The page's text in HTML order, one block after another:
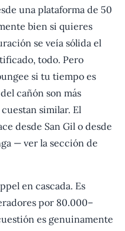
una plataforma de 50
bien si quieres
se veía sólida el
todo. Pero
si tu tiempo es
cañón son más
similar. El
desde San Gil o desde
— ver la sección de
en cascada. Es
por 80.000–
es genuinamente